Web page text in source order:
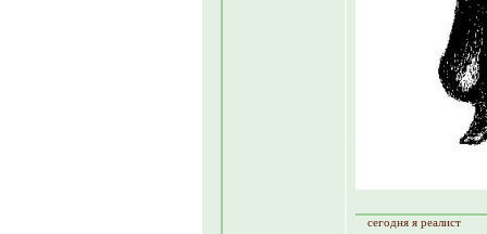
сегодня я реалист